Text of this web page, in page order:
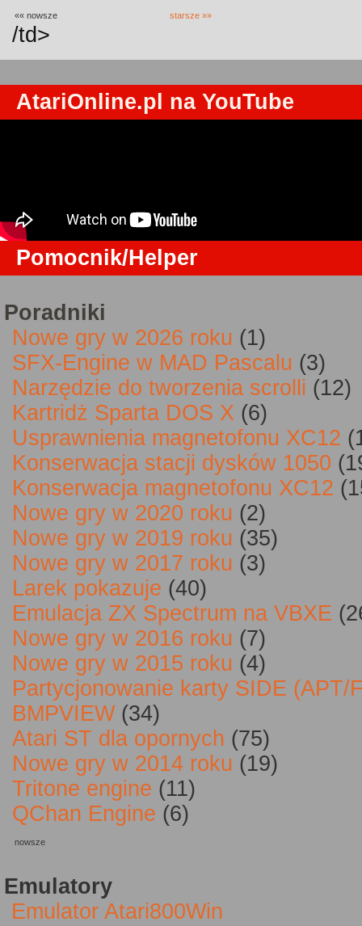
«« nowsze starsze »»
/td>
AtariOnline.pl na YouTube
Pomocnik/Helper
Poradniki
Nowe gry w 2026 roku (1)
SFX-Engine w MAD Pascalu (3)
Narzędzie do tworzenia scrolli (12)
Kartridż Sparta DOS X (6)
Usprawnienia magnetofonu XC12
Konserwacja stacji dysków 1050
Konserwacja magnetofonu XC12
Nowe gry w 2020 roku (2)
Nowe gry w 2019 roku (35)
Nowe gry w 2017 roku (3)
Larek pokazuje (40)
Emulacja ZX Spectrum na VBXE
Nowe gry w 2016 roku (7)
Nowe gry w 2015 roku (4)
Partycjonowanie karty SIDE (APT/
BMPVIEW(34)
Atari ST dla opornych (75)
Nowe gry w 2014 roku (19)
Tritone engine (11)
QChan Engine (6)
nowsze
Emulatory
Emulator Atari800Win